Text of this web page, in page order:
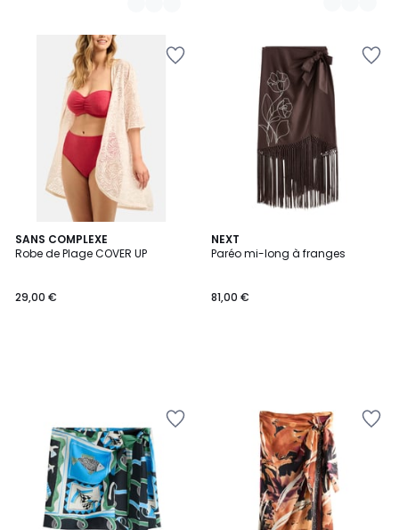
SANS COMPLEXE
Robe de Plage COVER UP
29,00 €
NEXT
Paréo mi-long à franges
81,00 €